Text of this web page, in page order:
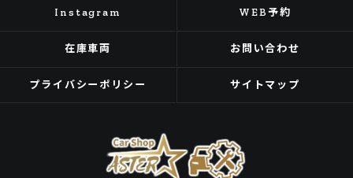
Instagram WEB予約
在庫車両 お問い合わせ
プライバシーポリシー サイトマップ